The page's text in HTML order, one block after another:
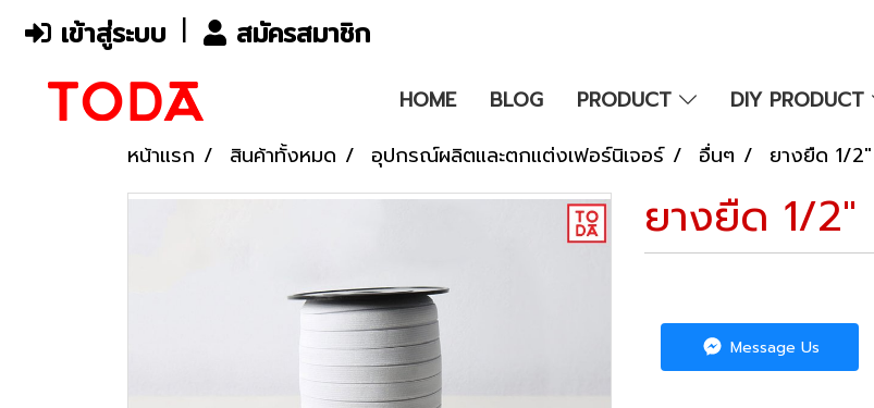
เข้าสู่ระบบ สมัครสมาชิก
HOME BLOG PRODUCT DIY PRODUCT
หน้าแรก
สินค้าทั้งหมด อุปกรณ์ผลิตและตกแต่งเฟอร์นิเจอร์ อื่นๆ ยางยืด 1/2"
ยางยืด 1/2"
Message Us